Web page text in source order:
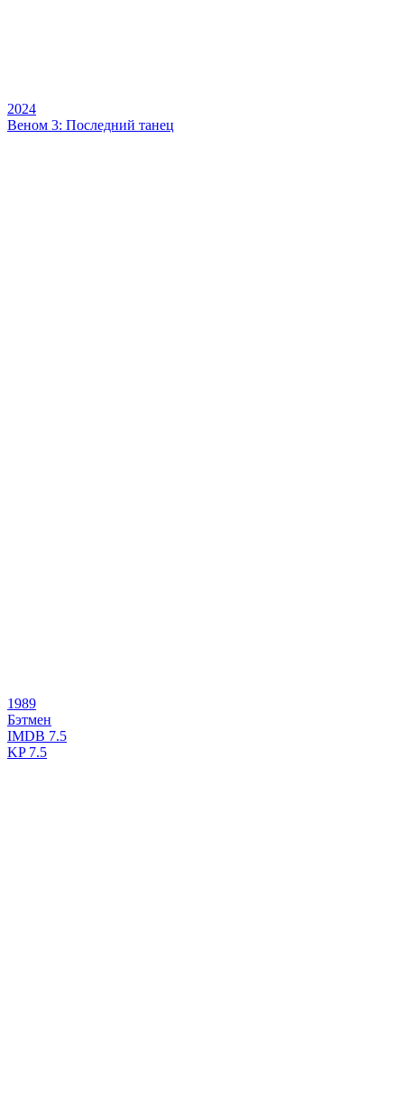
2024
Веном 3: Последний танец
1989
Бэтмен
IMDB 7.5
KP7.5